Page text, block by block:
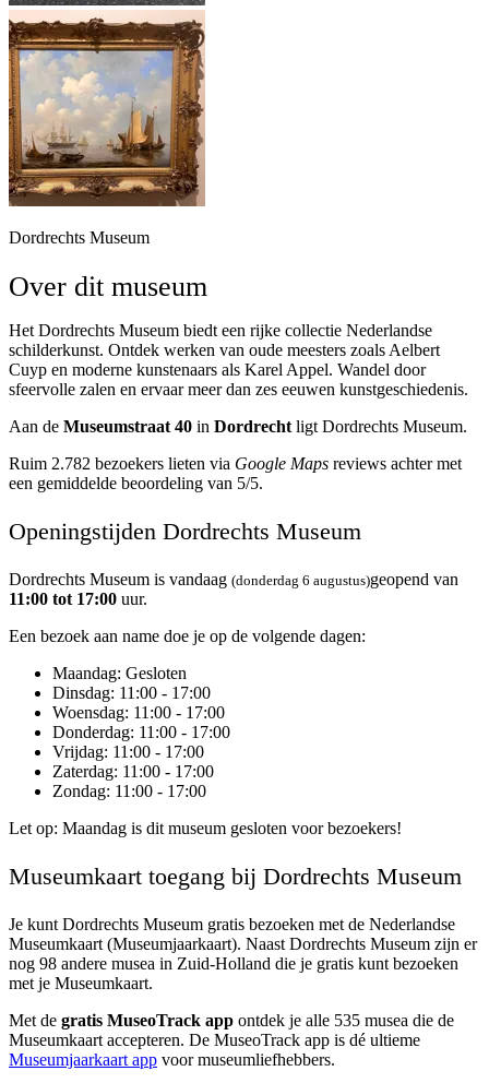
Dordrechts Museum
Over dit museum
Het Dordrechts Museum biedt een rijke collectie Nederlandse
schilderkunst. Ontdek werken van oude meesters zoals Aelbert
Cuyp en moderne kunstenaars als Karel Appel. Wandel door
sfeervolle zalen en ervaar meer dan zes eeuwen kunstgeschiedenis.
Aan de Museumstraat 40 in Dordrecht ligt Dordrechts Museum.
Ruim 2.782 bezoekers lieten via Google Maps reviews achter met
een gemiddelde beoordeling van 5/5.
Openingstijden Dordrechts Museum
Dordrechts Museum is vandaag (donderdag 6 augustus)geopend van
11:00 tot 17:00 uur.
Een bezoek aan name doe je op de volgende dagen:
Maandag: Gesloten
Dinsdag: 11:00 - 17:00
Woensdag: 11:00 - 17:00
Donderdag: 11:00 - 17:00
Vrijdag: 11:00 - 17:00
Zaterdag: 11:00 - 17:00
Zondag: 11:00 - 17:00
Let op: Maandag is dit museum gesloten voor bezoekers!
Museumkaart toegang bij Dordrechts Museum
Je kunt Dordrechts Museum gratis bezoeken met de Nederlandse
Museumkaart (Museumjaarkaart). Naast Dordrechts Museum zijn er
nog 98 andere musea in Zuid-Holland die je gratis kunt bezoeken
met je Museumkaart.
Met de gratis MuseoTrack app ontdek je alle 535 musea die de
Museumkaart accepteren. De MuseoTrack app is dé ultieme
Museumjaarkaart app voor museumliefhebbers.